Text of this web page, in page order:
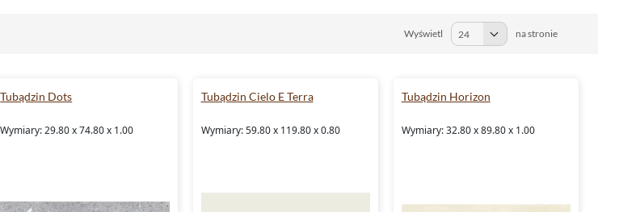
Wyświetl na stronie
Tubądzin Dots
Wymiary: 29.80 x 74.80 x 1.00
Tubądzin Cielo E Terra
Wymiary: 59.80 x 119.80 x 0.80
Tubądzin Horizon
Wymiary: 32.80 x 89.80 x 1.00